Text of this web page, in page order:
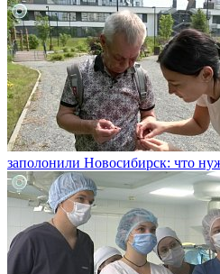
заполонили Новосибирск: что